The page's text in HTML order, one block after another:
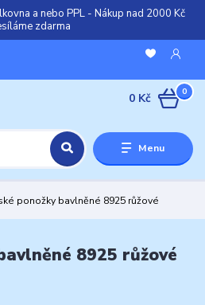
a nebo PPL - Nákup nad 2000 Kč
zdarma
Menu
0
0 Kč
ponožky bavlněné 8925 růžové
8925 růžové